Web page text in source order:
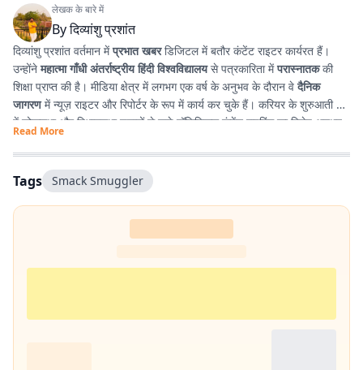
लेखक के बारे में
Byदिव्यांशु प्रशांत
दिव्यांशु प्रशांत वर्तमान मेंप्रभात खबरडिजिटल में बतौर कंटेंट राइटर कार्यरत हैं।
उन्होंनेमहात्मा गाँधी अंतर्राष्ट्रीय हिंदी विश्वविद्यालयसे पत्रकारिता मेंपरास्नातककी
शिक्षा प्राप्त की है। मीडिया क्षेत्र में लगभग एक वर्ष के अनुभव के दौरान वेदैनिक
जागरणमें न्यूज़ राइटर और रिपोर्टर के रूप में कार्य कर चुके हैं। करियर के शुरुआती दौर
में लोकसभा और विधानसभा चुनावों से जुड़े पॉलिटिकल कंटेंट राइटिंग का विशेष अनुभव
प्राप्त किया। इसके अतिरिक्त उन्होंने
किया है, जिसके कारण साहित्य, पठन-पाठन, लेखन और कविता-सृजन में उनकी विशेष
रुचि है। सटीक, निष्पक्ष और प्रभावशाली लेखन के माध्यम से पाठकों तक विश्वसनीय
जानकारी पहुँचाना उनकी पेशेवर पहचान है।
Read More
Tags Smack Smuggler